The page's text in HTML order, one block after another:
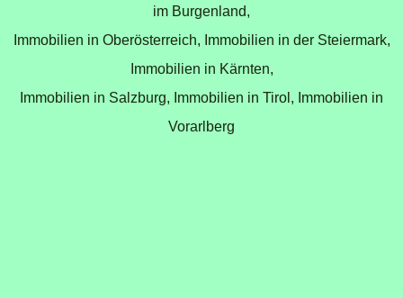
im Burgenland,
Immobilien in Oberösterreich, Immobilien in der Steiermark,
Immobilien in Kärnten,
Immobilien in Salzburg, Immobilien in Tirol, Immobilien in
Vorarlberg